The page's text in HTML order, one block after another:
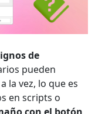
de
pueden
la vez, lo que es
en scripts o